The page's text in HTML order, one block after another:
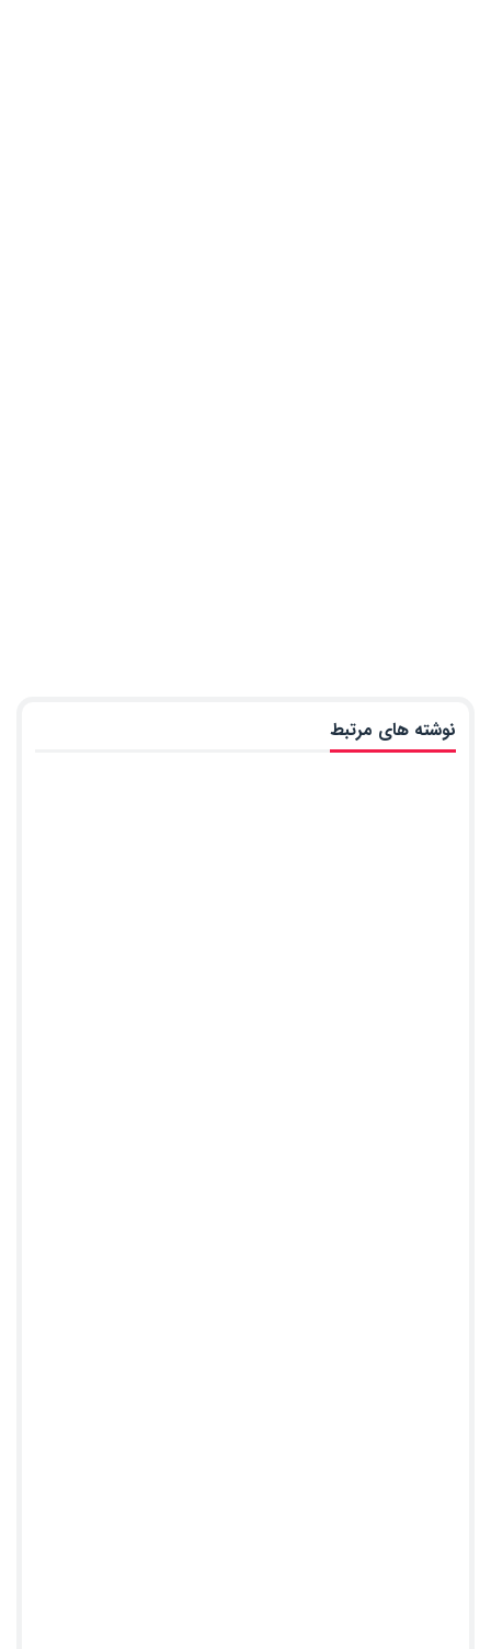
نوشته های مرتبط